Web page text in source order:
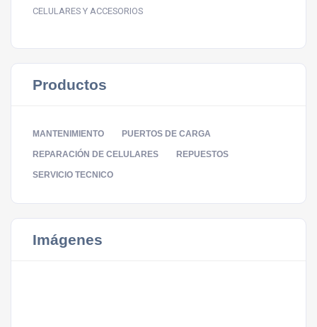
CELULARES Y ACCESORIOS
Productos
MANTENIMIENTO PUERTOS DE CARGA
REPARACIÓN DE CELULARES REPUESTOS
SERVICIO TECNICO
Imágenes